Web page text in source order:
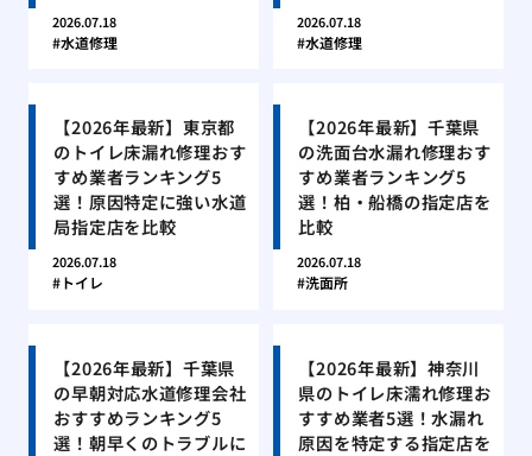
2026.07.18
水道修理
2026.07.18
水道修理
【2026年最新】東京都
のトイレ床漏れ修理おす
すめ業者ランキング5
選！原因特定に強い水道
局指定店を比較
2026.07.18
トイレ
【2026年最新】千葉県
の洗面台水漏れ修理おす
すめ業者ランキング5
選！柏・船橋の指定店を
比較
2026.07.18
洗面所
【2026年最新】千葉県
の早朝対応水道修理会社
おすすめランキング5
選！朝早くのトラブルに
【2026年最新】神奈川
県のトイレ床濡れ修理お
すすめ業者5選！水漏れ
原因を特定する指定店を